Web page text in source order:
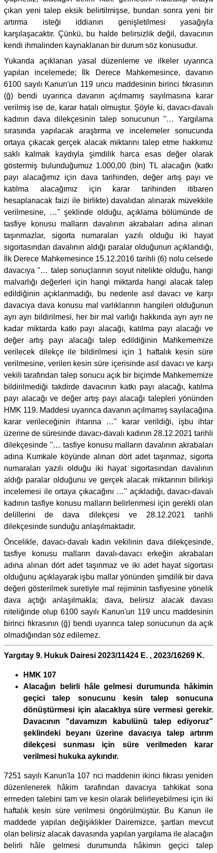
çıkan yeni talep eksik belirtilmişse, bundan sonra yeni bir
artırma isteği iddianın genişletilmesi yasağıyla
karşılaşacaktır. Çünkü, bu halde belirsizlik değil, davacının
kendi ihmalinden kaynaklanan bir durum söz konusudur.
Yukarıda açıklanan yasal düzenleme ve ilkeler uyarınca
yapılan incelemede; İlk Derece Mahkemesince, davanın
6100 sayılı Kanun'un 119 uncu maddesinin birinci fıkrasının
(ğ) bendi uyarınca davanın açılmamış sayılmasına karar
verilmiş ise de, karar hatalı olmuştur. Şöyle ki, davacı-davalı
kadının dava dilekçesinin talep sonucunun ''… Yargılama
sırasında yapılacak araştırma ve incelemeler sonucunda
ortaya çıkacak gerçek alacak miktarını talep etme hakkımız
saklı kalmak kaydıyla şimdilik harca esas değer olarak
göstermiş bulunduğumuz 1.000,00 (bin) TL alacağın (katkı
payı alacağımız için dava tarihinden, değer artış payı ve
katılma alacağımız için karar tarihinden itibaren
hesaplanacak faizi ile birlikte) davalıdan alınarak müvekkile
verilmesine, …'' şeklinde olduğu, açıklama bölümünde de
tasfiye konusu malların davalının akrabaları adına alınan
taşınmazlar, sigorta numaraları yazılı olduğu iki hayat
sigortasından davalının aldığı paralar olduğunun açıklandığı,
İlk Derece Mahkemesince 15.12.2016 tarihli (6) nolu celsede
davacıya ''… talep sonuçlarının soyut nitelikte olduğu, hangi
malvarlığı değerleri için hangi miktarda hangi alacak talep
edildiğinin açıklanmadığı, bu nedenle asıl davacı ve karşı
davacıya dava konusu mal varlıklarının hangileri olduğunun
ayrı ayrı bildirilmesi, her bir mal varlığı hakkında ayrı ayrı ne
kadar miktarda katkı payı alacağı, katılma payı alacağı ve
değer artış payı alacağı talep edildiğinin Mahkememize
verilecek dilekçe ile bildirilmesi için 1 haftalık kesin süre
verilmesine, verilen kesin süre içerisinde asıl davacı ve karşı
vekili tarafından talep sonucu açık bir biçimde Mahkememize
bildirilmediği takdirde davacının katkı payı alacağı, katılma
payı alacağı ve değer artış payı alacağı talepleri yönünden
HMK 119. Maddesi uyarınca davanın açılmamış sayılacağına
karar verileceğinin ihtarına …'' karar verildiği, işbu ihtar
üzerine de süresinde davacı-davalı kadının 28.12.2021 tarihli
dilekçesinde ''… tasfiye konusu malların davalının akrabaları
adına Kumkale köyünde alınan dört adet taşınmaz, sigorta
numaraları yazılı olduğu iki hayat sigortasından davalının
aldığı paralar olduğunu ve gerçek alacak miktarının bilirkişi
incelemesi ile ortaya çıkacağını …'' açıkladığı, davacı-davalı
kadının tasfiye konusu malların belirlenmesi için gerekli olan
delillerini de dava dilekçesi ve 28.12.2021 tarihli
dilekçesinde sunduğu anlaşılmaktadır.
Öncelikle, davacı-davalı kadın vekilinin dava dilekçesinde,
tasfiye konusu malların davalı-davacı erkeğin akrabaları
adına alınan dört adet taşınmaz ve iki adet hayat sigortası
olduğunu açıklayarak işbu mallar yönünden şimdilik bir dava
değeri gösterilmek suretiyle mal rejiminin tasfiyesine yönelik
dava açtığı anlaşılmakla; dava, belirsiz alacak davası
niteliğinde olup 6100 sayılı Kanun'un 119 uncu maddesinin
birinci fıkrasının (ğ) bendi uyarınca talep sonucunun da açık
olmadığından söz edilemez.
Yargıtay 9. Hukuk Dairesi 2023/11424 E. , 2023/16269 K.
HMK 107
Alacağın belirli hâle gelmesi durumunda hâkimin
geçici talep sonucunu kesin talep sonucuna
dönüştürmesi için alacaklıya süre vermesi gerekir.
Davacının "davamızın kabulünü talep ediyoruz"
şeklindeki beyanı üzerine davacıya talep artırım
dilekçesi sunması için süre verilmeden karar
verilmesi hukuka aykırıdır.
7251 sayılı Kanun'la 107 nci maddenin ikinci fıkrası yeniden
düzenlenerek hâkim tarafından davacıya tahkikat sona
ermeden talebini tam ve kesin olarak belirleyebilmesi için iki
haftalık kesin süre verilmesi öngörülmüştür. Bu Kanun ile
maddede yapılan değişiklikler Dairemizce, şartları mevcut
olan belirsiz alacak davasında yapılan yargılama ile alacağın
belirli hâle gelmesi durumunda hâkimin geçici talep